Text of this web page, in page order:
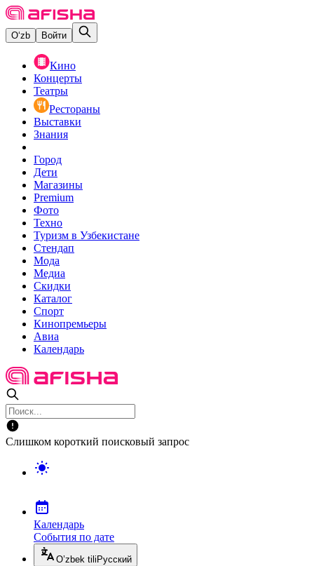
O‘zb Войти
Кино
Концерты
Театры
Рестораны
Выставки
Знания
Город
Дети
Магазины
Premium
Фото
Техно
Туризм в Узбекистане
Стендап
Мода
Медиа
Скидки
Каталог
Спорт
Кинопремьеры
Авиа
Календарь
Слишком короткий поисковый запрос
Календарь
События по дате
O’zbek tili Русский